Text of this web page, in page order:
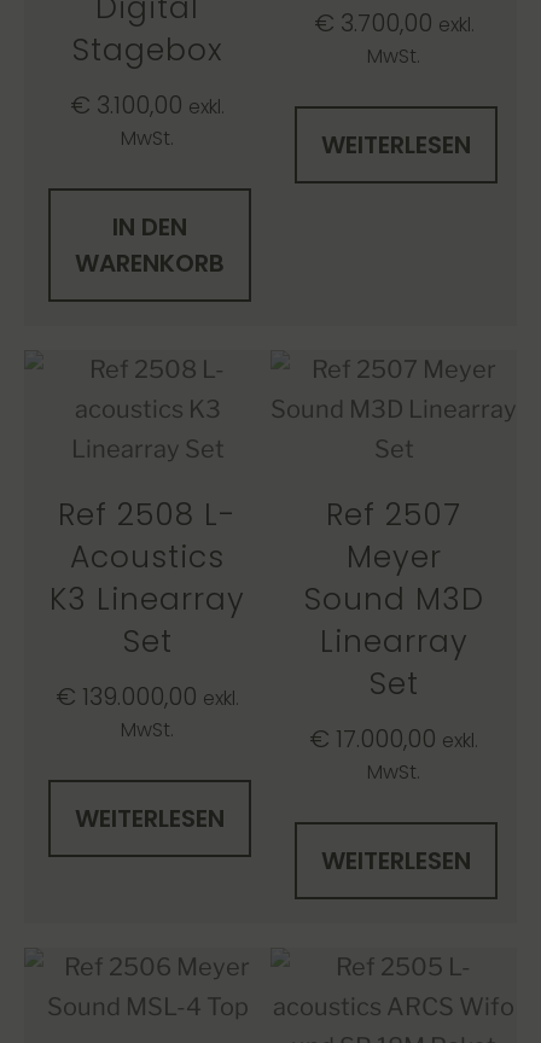
Stagebox
€ 3.100,00 exkl.
MwSt.
IN DEN
WARENKORB
€ 3.700,00 exkl.
MwSt.
WEITERLESEN
Ref 2508 L-
Acoustics
K3 Linearray
Set
€ 139.000,00 exkl.
MwSt.
WEITERLESEN
Ref 2507
Meyer
Sound M3D
Linearray
Set
€ 17.000,00 exkl.
MwSt.
WEITERLESEN